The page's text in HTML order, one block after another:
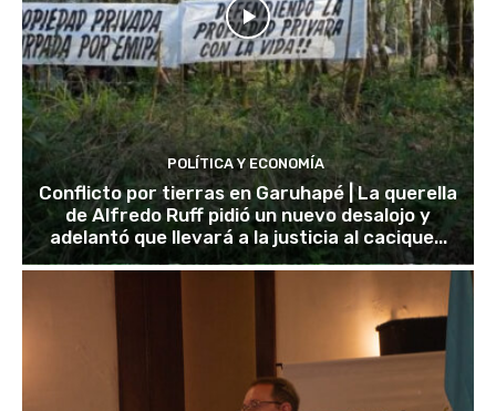
POLÍTICA Y ECONOMÍA
Conflicto por tierras en Garuhapé | La querella
de Alfredo Ruff pidió un nuevo desalojo y
adelantó que llevará a la justicia al cacique...